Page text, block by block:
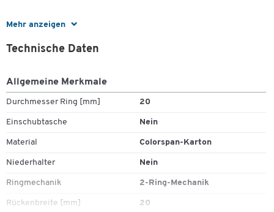
Mehr anzeigen
Weitere Details:
Ringhefter aus Colorspan Karton der Stärke 355 g/m²
DIN A4
Mit Eckspanngummizügen
Mit schwarzen Beschriftungslinien auf dem Vorderdeckel
Füllhöhe: ca. 14 mm
Technische Daten
Allgemeine Merkmale
Durchmesser Ring [mm] 20
Einschubtasche Nein
Material Colorspan-Karton
Niederhalter Nein
Ringmechanik 2-Ring-Mechanik
Rückenbreite [mm] 20